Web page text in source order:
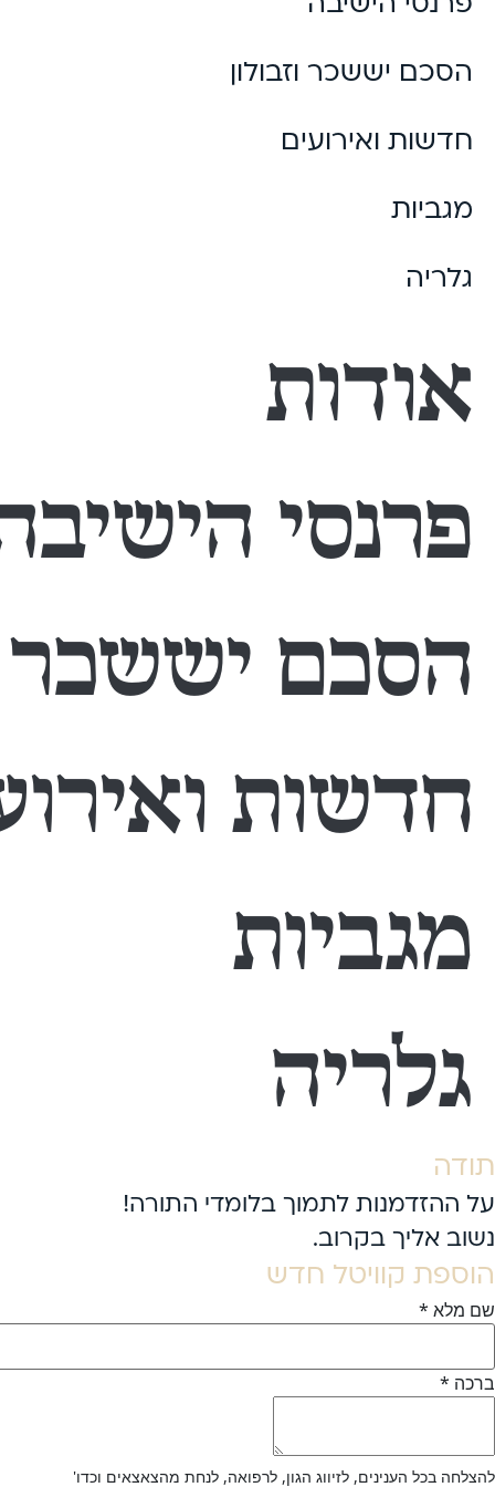
הסכם יששכר וזבולון
חדשות ואירועים
מגביות
גלריה
אודות
פרנסי
הסכם יששכר
חדשות
מגביות
גלריה
תודה
על ההזדמנות לתמוך בלומדי התורה!
נשוב אליך בקרוב.
הוספת קוויטל חדש
שם מלא *
ברכה *
להצלחה בכל הענינים, לזיווג הגון, לרפואה, לנחת מהצאצאים וכדו'